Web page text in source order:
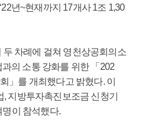
년~현재까지 17개사 1조 1,30
두 차례에 걸쳐 영천상공회의소
의 소통 강화를 위한 「202
」를 개최했다고 밝혔다. 이
지방투자촉진보조금 신청기
명이 참석했다.